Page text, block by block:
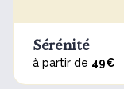
Sérénité
à partir de 49€